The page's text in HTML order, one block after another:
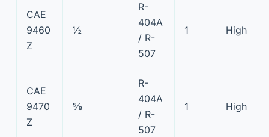
CAE
9460
Z
½
R-
404A
/ R-
507
1 High
CAE
9470
Z
⅝
R-
404A
/ R-
507
1 High